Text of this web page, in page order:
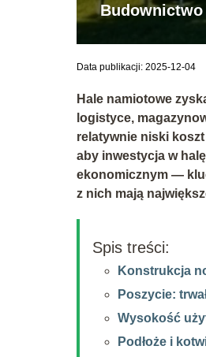
Budownictwo
Data publikacji: 2025-12-04
Hale namiotowe
logistyce,
relatywnie niski
aby inwestycja w
ekonomicznym —
z nich mają
Spis treści:
Konstrukcja
Poszycie:
Wysokość
Podłoże i